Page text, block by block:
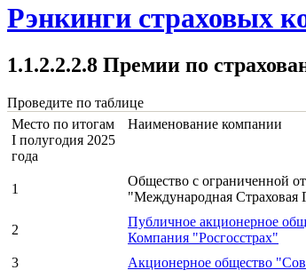
Рэнкинги страховых
1.1.2.2.2.8 Премии по
Проведите по таблице
Место по итогам
I полугодия 2025
года
Наименование компании
1
Общество с ограниченной
"Международная Страховая
2
Публичное акционерное
Компания "Росгосстрах"
3 Акционерное общество